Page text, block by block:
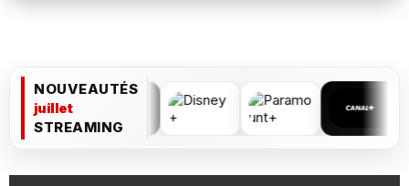
NOUVEAUTÉS
juillet
STREAMING